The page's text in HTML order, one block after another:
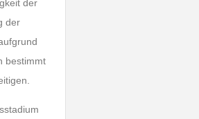
der
der
bestimmt